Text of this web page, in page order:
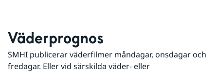
Väderprognos
SMHI publicerar väderfilmer måndagar, onsdagar och
fredagar. Eller vid särskilda väder- eller